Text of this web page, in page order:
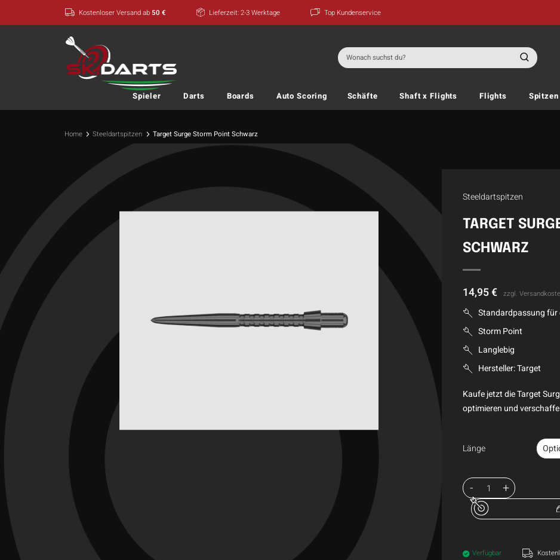
Kostenloser Versand ab50 € Lieferzeit: 2-3 Werktage Top Kundenservice
Suchen
nach:
Spieler Darts Boards Auto Scoring Schäfte Shaft x Flights Flights Spitzen
Home Steeldartspitzen Target Surge Storm Point Schwarz
Steeldartspitzen
TARGET
SCHWARZ
14,95€ zzgl.
Standardpassung für
Storm Point
Langlebig
Hersteller: Target
Kaufe jetzt die Target
optimieren und
Länge
Verfügbar